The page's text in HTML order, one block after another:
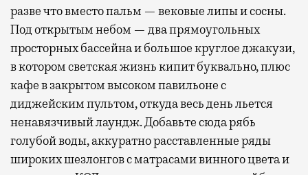
разве что вместо пальм — вековые липы и сосны.
Под открытым небом — два прямоугольных
просторных бассейна и большое круглое джакузи,
в котором светская жизнь кипит буквально, плюс
кафе в закрытом высоком павильоне с
диджейским пультом, откуда весь день льется
ненавязчивый лаундж. Добавьте сюда рябь
голубой воды, аккуратно расставленные ряды
широких шезлонгов с матрасами винного цвета и